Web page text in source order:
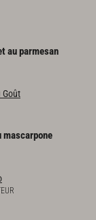
auparmesan
Goût
mascarpone